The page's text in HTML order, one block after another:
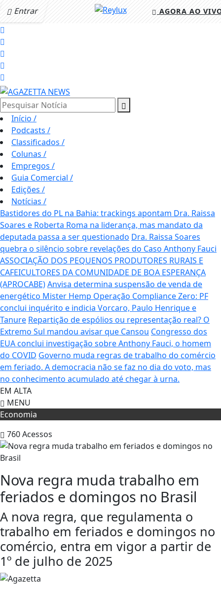
Entrar AGORA AO
Pesquisar Notícia
Início /
Podcasts /
Classificados /
Colunas /
Empregos /
Guia Comercial /
Edições /
Notícias /
Bastidores do PL na Bahia: trackings apontam Dra. Raissa
Soares e Roberta Roma na liderança, mas mandato da
deputada passa a ser questionado Dra. Raissa Soares
quebra o silêncio sobre revelações do Caso Anthony Fauci
ASSOCIAÇÃO DOS PEQUENOS PRODUTORES RURAIS E
CAFEICULTORES DA COMUNIDADE DE BOA ESPERANÇA
(APROCABE)Anvisa determina suspensão de venda de
energético Mister Hemp Operação Compliance Zero: PF
conclui inquérito e indicia Vorcaro, Paulo Henrique e
Tanure Repartição de espólios ou representação real? O
Extremo Sul mandou avisar que Cansou Congresso dos
EUA conclui investigação sobre Anthony Fauci, o homem
do COVID Governo muda regras de trabalho do comércio
em feriado. A democracia não se faz no dia do voto, mas
no conhecimento acumulado até chegar à urna.
EM ALTA
MENU
Economia
760Acessos
Nova regra muda trabalho em
feriados e domingos no Brasil
A nova regra, que regulamenta o
trabalho em feriados e domingos no
comércio, entra em vigor a partir de
1º de julho de 2025